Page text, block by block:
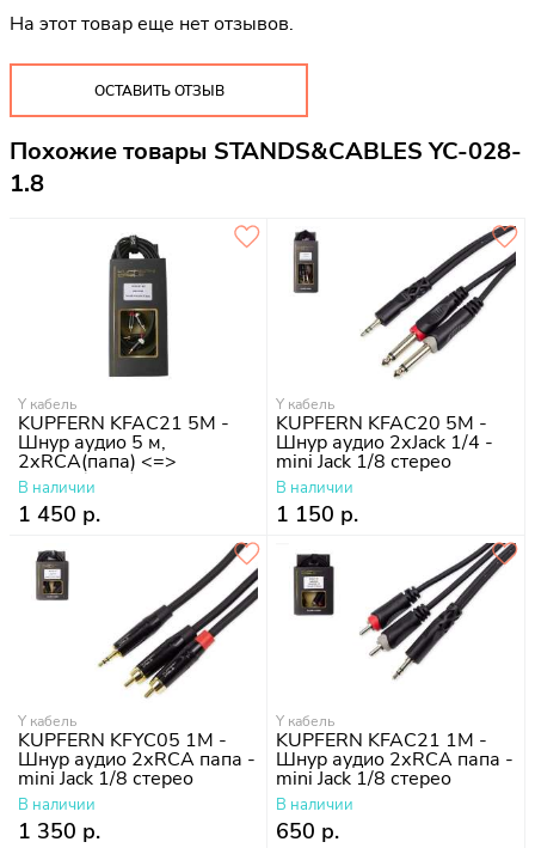
На этот товар еще нет отзывов.
ОСТАВИТЬ ОТЗЫВ
Похожие товары STANDS&CABLES YC-028-
1.8
Y кабель
KUPFERN KFAC21 5M -
Шнур аудио 5 м,
2хRCA(папа) <=>
2хRCA(папа)
В наличии
1 450 р.
Y кабель
KUPFERN KFAC20 5M -
Шнур аудио 2хJack 1/4 -
mini Jack 1/8 стерео
В наличии
1 150 р.
Y кабель
KUPFERN KFYC05 1M -
Шнур аудио 2хRCA папа -
mini Jack 1/8 стерео
В наличии
1 350 р.
Y кабель
KUPFERN KFAC21 1M -
Шнур аудио 2хRCA папа -
mini Jack 1/8 стерео
В наличии
650 р.